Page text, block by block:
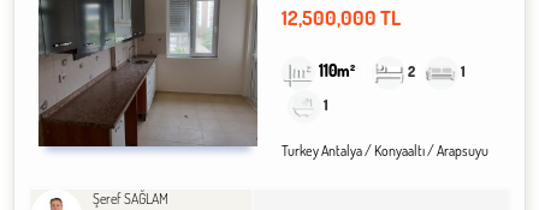
12,500,000 TL
110m² 2
1
1
Turkey Antalya / Konyaaltı/ Arapsuyu
Şeref SAĞLAM